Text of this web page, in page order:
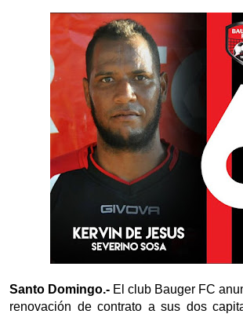
Santo Domingo.- El club Bauger FC
renovación de contrato a sus dos